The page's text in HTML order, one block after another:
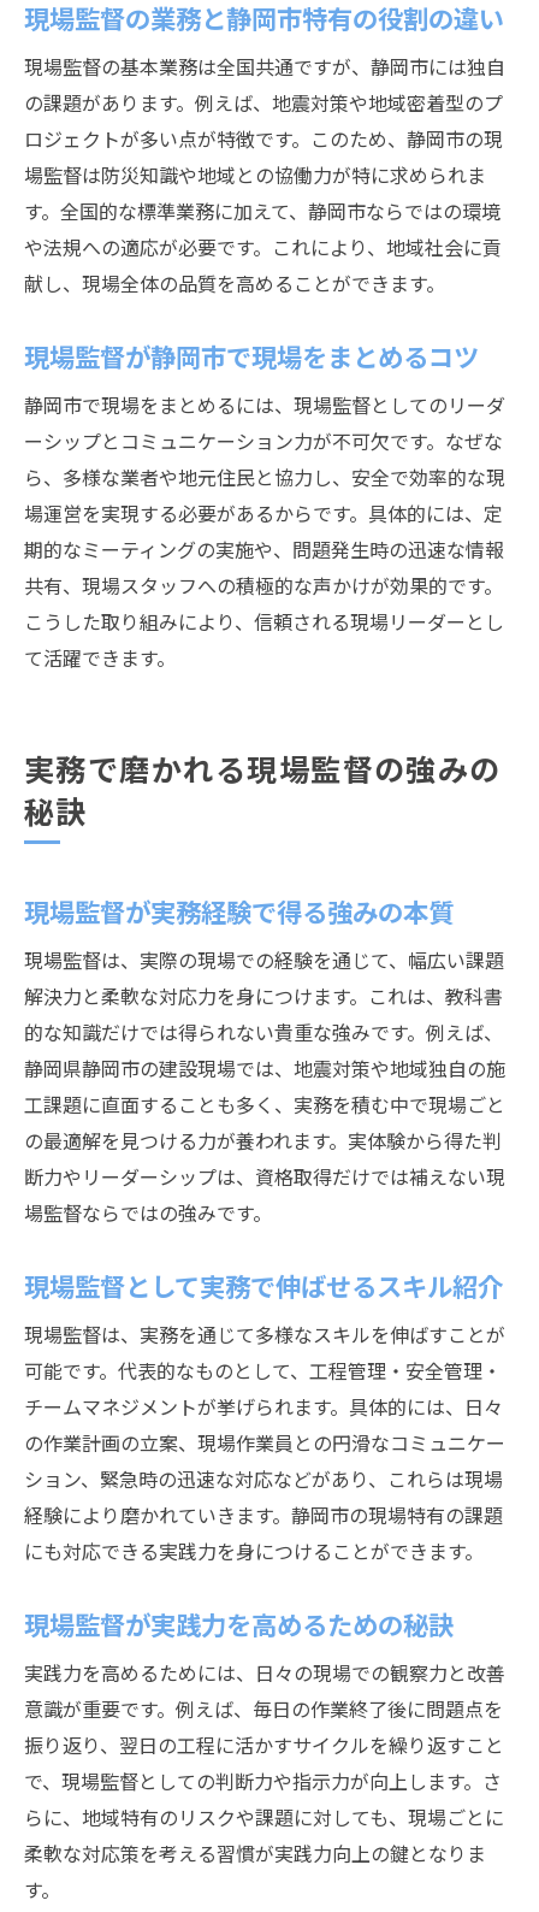
現場監督の業務と静岡市特有の役割の違い
現場監督の基本業務は全国共通ですが、静岡市には独自
の課題があります。例えば、地震対策や地域密着型のプ
ロジェクトが多い点が特徴です。このため、静岡市の現
場監督は防災知識や地域との協働力が特に求められま
す。全国的な標準業務に加えて、静岡市ならではの環境
や法規への適応が必要です。これにより、地域社会に貢
献し、現場全体の品質を高めることができます。
現場監督が静岡市で現場をまとめるコツ
静岡市で現場をまとめるには、現場監督としてのリーダ
ーシップとコミュニケーション力が不可欠です。なぜな
ら、多様な業者や地元住民と協力し、安全で効率的な現
場運営を実現する必要があるからです。具体的には、定
期的なミーティングの実施や、問題発生時の迅速な情報
共有、現場スタッフへの積極的な声かけが効果的です。
こうした取り組みにより、信頼される現場リーダーとし
て活躍できます。
実務で磨かれる現場監督の強みの
秘訣
現場監督が実務経験で得る強みの本質
現場監督は、実際の現場での経験を通じて、幅広い課題
解決力と柔軟な対応力を身につけます。これは、教科書
的な知識だけでは得られない貴重な強みです。例えば、
静岡県静岡市の建設現場では、地震対策や地域独自の施
工課題に直面することも多く、実務を積む中で現場ごと
の最適解を見つける力が養われます。実体験から得た判
断力やリーダーシップは、資格取得だけでは補えない現
場監督ならではの強みです。
現場監督として実務で伸ばせるスキル紹介
現場監督は、実務を通じて多様なスキルを伸ばすことが
可能です。代表的なものとして、工程管理・安全管理・
チームマネジメントが挙げられます。具体的には、日々
の作業計画の立案、現場作業員との円滑なコミュニケー
ション、緊急時の迅速な対応などがあり、これらは現場
経験により磨かれていきます。静岡市の現場特有の課題
にも対応できる実践力を身につけることができます。
現場監督が実践力を高めるための秘訣
実践力を高めるためには、日々の現場での観察力と改善
意識が重要です。例えば、毎日の作業終了後に問題点を
振り返り、翌日の工程に活かすサイクルを繰り返すこと
で、現場監督としての判断力や指示力が向上します。さ
らに、地域特有のリスクや課題に対しても、現場ごとに
柔軟な対応策を考える習慣が実践力向上の鍵となりま
す。